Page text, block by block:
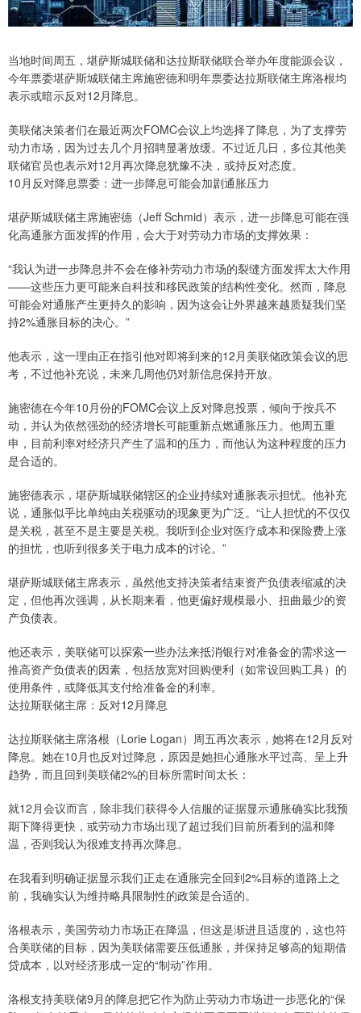
当地时间周五，堪萨斯城联储和达拉斯联储联合举办年度能源会议，
今年票委堪萨斯城联储主席施密德和明年票委达拉斯联储主席洛根均
表示或暗示反对12月降息。
美联储决策者们在最近两次FOMC会议上均选择了降息，为了支撑劳
动力市场，因为过去几个月招聘显著放缓。不过近几日，多位其他美
联储官员也表示对12月再次降息犹豫不决，或持反对态度。
10月反对降息票委：进一步降息可能会加剧通胀压力
堪萨斯城联储主席施密德（Jeff Schmid）表示，进一步降息可能在强
化高通胀方面发挥的作用，会大于对劳动力市场的支撑效果：
“我认为进一步降息并不会在修补劳动力市场的裂缝方面发挥太大作用
——这些压力更可能来自科技和移民政策的结构性变化。然而，降息
可能会对通胀产生更持久的影响，因为这会让外界越来越质疑我们坚
持2%通胀目标的决心。”
他表示，这一理由正在指引他对即将到来的12月美联储政策会议的思
考，不过他补充说，未来几周他仍对新信息保持开放。
施密德在今年10月份的FOMC会议上反对降息投票，倾向于按兵不
动，并认为依然强劲的经济增长可能重新点燃通胀压力。他周五重
申，目前利率对经济只产生了温和的压力，而他认为这种程度的压力
是合适的。
施密德表示，堪萨斯城联储辖区的企业持续对通胀表示担忧。他补充
说，通胀似乎比单纯由关税驱动的现象更为广泛。“让人担忧的不仅仅
是关税，甚至不是主要是关税。我听到企业对医疗成本和保险费上涨
的担忧，也听到很多关于电力成本的讨论。”
堪萨斯城联储主席表示，虽然他支持决策者结束资产负债表缩减的决
定，但他再次强调，从长期来看，他更偏好规模最小、扭曲最少的资
产负债表。
他还表示，美联储可以探索一些办法来抵消银行对准备金的需求这一
推高资产负债表的因素，包括放宽对回购便利（如常设回购工具）的
使用条件，或降低其支付给准备金的利率。
达拉斯联储主席：反对12月降息
达拉斯联储主席洛根（Lorie Logan）周五再次表示，她将在12月反对
降息。她在10月也反对过降息，原因是她担心通胀水平过高、呈上升
趋势，而且回到美联储2%的目标所需时间太长：
就12月会议而言，除非我们获得令人信服的证据显示通胀确实比我预
期下降得更快，或劳动力市场出现了超过我们目前所看到的温和降
温，否则我认为很难支持再次降息。
在我看到明确证据显示我们正走在通胀完全回到2%目标的道路上之
前，我确实认为维持略具限制性的政策是合适的。
洛根表示，美国劳动力市场正在降温，但这是渐进且适度的，这也符
合美联储的目标，因为美联储需要压低通胀，并保持足够高的短期借
贷成本，以对经济形成一定的“制动”作用。
洛根支持美联储9月的降息把它作为防止劳动力市场进一步恶化的“保